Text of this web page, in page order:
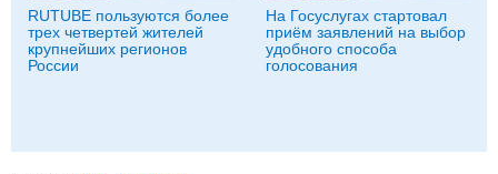
RUTUBE пользуются более
трех четвертей жителей
крупнейших регионов
России
На Госуслугах стартовал
приём заявлений на выбор
удобного способа
голосования